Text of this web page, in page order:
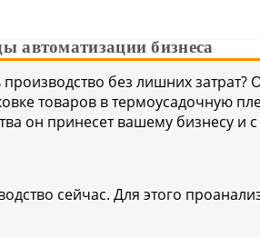
автоматизации бизнеса
производство без лишних
товаров в термоусадочную
он принесет вашему бизнесу и с
сейчас. Для этого